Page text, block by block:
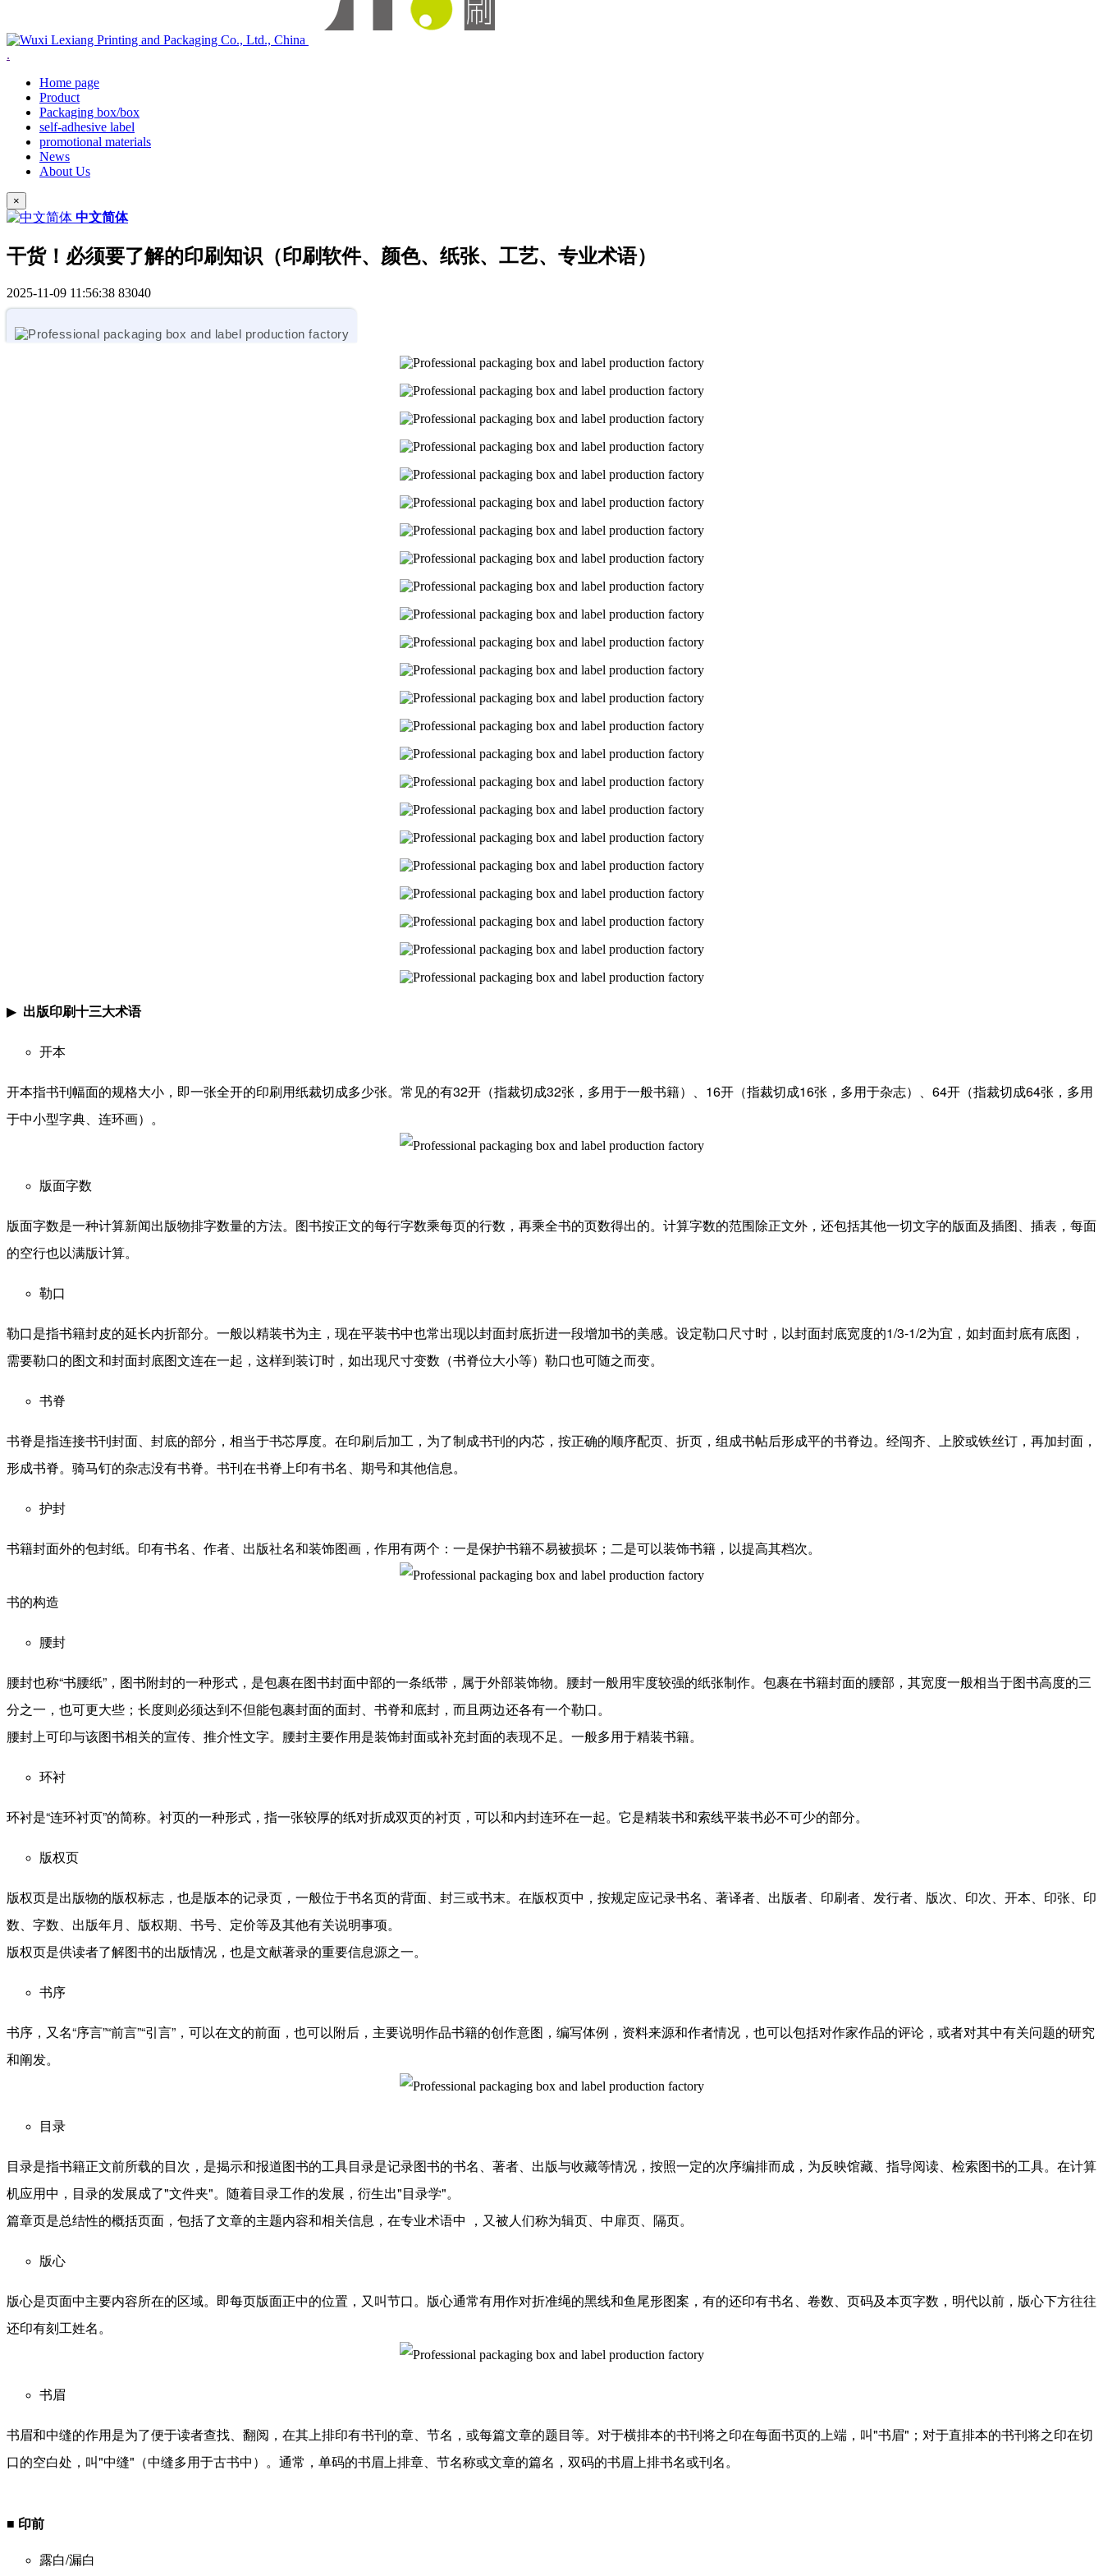
.
Home page
Product
Packaging box/box
self-adhesive label
promotional materials
News
About Us
×
中文简体
干货！必须要了解的印刷知识（印刷软件、颜色、纸张、工艺、专业术语）
2025-11-09 11:56:38 83040
▶ 出版印刷十三大术语
开本
开本指书刊幅面的规格大小，即一张全开的印刷用纸裁切成多少张。常见的有32开（指裁切成32张，多用于一般书籍）、16开（指裁切成16张，多用于杂志）、64开（指裁切成64张，多用
于中小型字典、连环画）。
版面字数
版面字数是一种计算新闻出版物排字数量的方法。图书按正文的每行字数乘每页的行数，再乘全书的页数得出的。计算字数的范围除正文外，还包括其他一切文字的版面及插图、插表，每面
的空行也以满版计算。
勒口
勒口是指书籍封皮的延长内折部分。一般以精装书为主，现在平装书中也常出现以封面封底折进一段增加书的美感。设定勒口尺寸时，以封面封底宽度的1/3-1/2为宜，如封面封底有底图，
需要勒口的图文和封面封底图文连在一起，这样到装订时，如出现尺寸变数（书脊位大小等）勒口也可随之而变。
书脊
书脊是指连接书刊封面、封底的部分，相当于书芯厚度。在印刷后加工，为了制成书刊的内芯，按正确的顺序配页、折页，组成书帖后形成平的书脊边。经闯齐、上胶或铁丝订，再加封面，
形成书脊。骑马钉的杂志没有书脊。书刊在书脊上印有书名、期号和其他信息。
护封
书籍封面外的包封纸。印有书名、作者、出版社名和装饰图画，作用有两个：一是保护书籍不易被损坏；二是可以装饰书籍，以提高其档次。
书的构造
腰封
腰封也称“书腰纸”，图书附封的一种形式，是包裹在图书封面中部的一条纸带，属于外部装饰物。腰封一般用牢度较强的纸张制作。包裹在书籍封面的腰部，其宽度一般相当于图书高度的三
分之一，也可更大些；长度则必须达到不但能包裹封面的面封、书脊和底封，而且两边还各有一个勒口。
腰封上可印与该图书相关的宣传、推介性文字。腰封主要作用是装饰封面或补充封面的表现不足。一般多用于精装书籍。
环衬
环衬是“连环衬页”的简称。衬页的一种形式，指一张较厚的纸对折成双页的衬页，可以和内封连环在一起。它是精装书和索线平装书必不可少的部分。
版权页
版权页是出版物的版权标志，也是版本的记录页，一般位于书名页的背面、封三或书末。在版权页中，按规定应记录书名、著译者、出版者、印刷者、发行者、版次、印次、开本、印张、印
数、字数、出版年月、版权期、书号、定价等及其他有关说明事项。
版权页是供读者了解图书的出版情况，也是文献著录的重要信息源之一。
书序
书序，又名“序言”“前言”“引言”，可以在文的前面，也可以附后，主要说明作品书籍的创作意图，编写体例，资料来源和作者情况，也可以包括对作家作品的评论，或者对其中有关问题的研究
和阐发。
目录
目录是指书籍正文前所载的目次，是揭示和报道图书的工具目录是记录图书的书名、著者、出版与收藏等情况，按照一定的次序编排而成，为反映馆藏、指导阅读、检索图书的工具。在计算
机应用中，目录的发展成了"文件夹"。随着目录工作的发展，衍生出"目录学"。
篇章页是总结性的概括页面，包括了文章的主题内容和相关信息，在专业术语中 ，又被人们称为辑页、中扉页、隔页。
版心
版心是页面中主要内容所在的区域。即每页版面正中的位置，又叫节口。版心通常有用作对折准绳的黑线和鱼尾形图案，有的还印有书名、卷数、页码及本页字数，明代以前，版心下方往往
还印有刻工姓名。
书眉
书眉和中缝的作用是为了便于读者查找、翻阅，在其上排印有书刊的章、节名，或每篇文章的题目等。对于横排本的书刊将之印在每面书页的上端，叫"书眉"；对于直排本的书刊将之印在切
口的空白处，叫"中缝"（中缝多用于古书中）。通常，单码的书眉上排章、节名称或文章的篇名，双码的书眉上排书名或刊名。
■ 印前
露白/漏白